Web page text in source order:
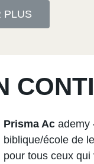
PLUS
Prisma Ac ademy
biblique/école de
pour tous ceux